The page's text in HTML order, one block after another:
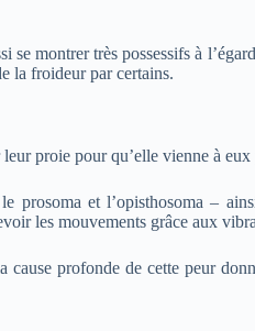
montrer très possessifs à
la froideur par certains.
proie pour qu’elle vienne à eux
et l’opisthosoma –
les mouvements grâce aux
profonde de cette peur